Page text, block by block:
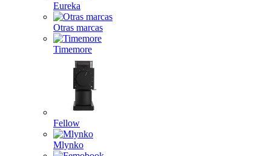
Eureka
Otras marcas
Timemore
Fellow
Mlynko